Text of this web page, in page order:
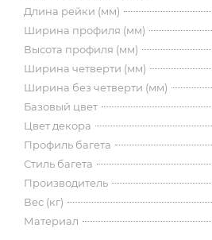
Длина рейки (мм)
Ширина профиля (мм)
Высота профиля (мм)
Ширина четверти (мм)
Ширина без четверти (мм)
Базовый цвет
Цвет декора
Профиль багета
Стиль багета
Производитель
Вес (кг)
Материал